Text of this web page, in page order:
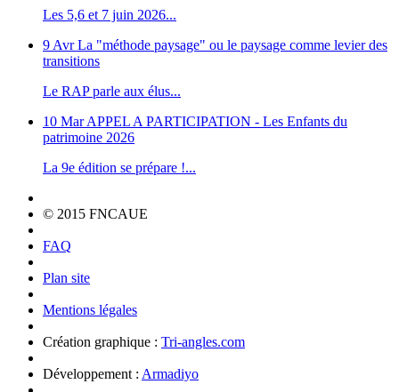
Les 5,6 et 7 juin 2026...
9 Avr La "méthode paysage" ou le paysage comme levier des
transitions
Le RAP parle aux élus...
10 Mar APPEL A PARTICIPATION - Les Enfants du
patrimoine 2026
La 9e édition se prépare !...
© 2015 FNCAUE
FAQ
Plan site
Mentions légales
Création graphique : Tri-angles.com
Développement : Armadiyo